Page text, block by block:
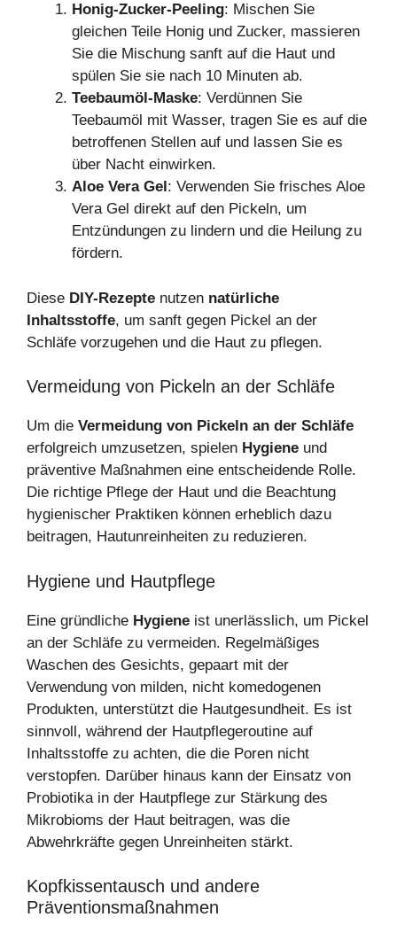
Honig-Zucker-Peeling: Mischen Sie
gleichen Teile Honig und Zucker, massieren
Sie die Mischung sanft auf die Haut und
spülen Sie sie nach 10 Minuten ab.
Teebaumöl-Maske: Verdünnen Sie
Teebaumöl mit Wasser, tragen Sie es auf die
betroffenen Stellen auf und lassen Sie es
über Nacht einwirken.
Aloe Vera Gel : Verwenden Sie frisches Aloe
Vera Gel direkt auf den Pickeln, um
Entzündungen zu lindern und die Heilung zu
fördern.
Diese DIY-Rezepte nutzen natürliche
Inhaltsstoffe, um sanft gegen Pickel an der
Schläfe vorzugehen und die Haut zu pflegen.
Vermeidung von Pickeln an der Schläfe
Um die Vermeidung von Pickeln an der Schläfe
erfolgreich umzusetzen, spielen Hygiene und
präventive Maßnahmen eine entscheidende Rolle.
Die richtige Pflege der Haut und die Beachtung
hygienischer Praktiken können erheblich dazu
beitragen, Hautunreinheiten zu reduzieren.
Hygiene und Hautpflege
Eine gründliche Hygiene ist unerlässlich, um Pickel
an der Schläfe zu vermeiden. Regelmäßiges
Waschen des Gesichts, gepaart mit der
Verwendung von milden, nicht komedogenen
Produkten, unterstützt die Hautgesundheit. Es ist
sinnvoll, während der Hautpflegeroutine auf
Inhaltsstoffe zu achten, die die Poren nicht
verstopfen. Darüber hinaus kann der Einsatz von
Probiotika in der Hautpflege zur Stärkung des
Mikrobioms der Haut beitragen, was die
Abwehrkräfte gegen Unreinheiten stärkt.
Kopfkissentausch und andere
Präventionsmaßnahmen